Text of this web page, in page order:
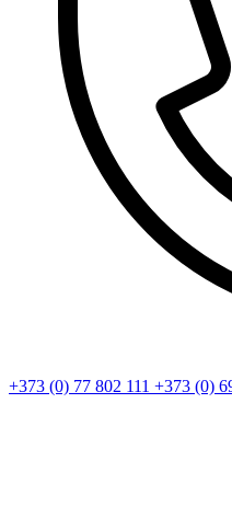
+373 (0) 77 802 111 +373 (0)